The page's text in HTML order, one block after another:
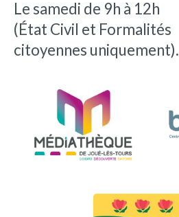
Le samedi de 9h à 12h
(État Civil et Formalités
citoyennes uniquement).